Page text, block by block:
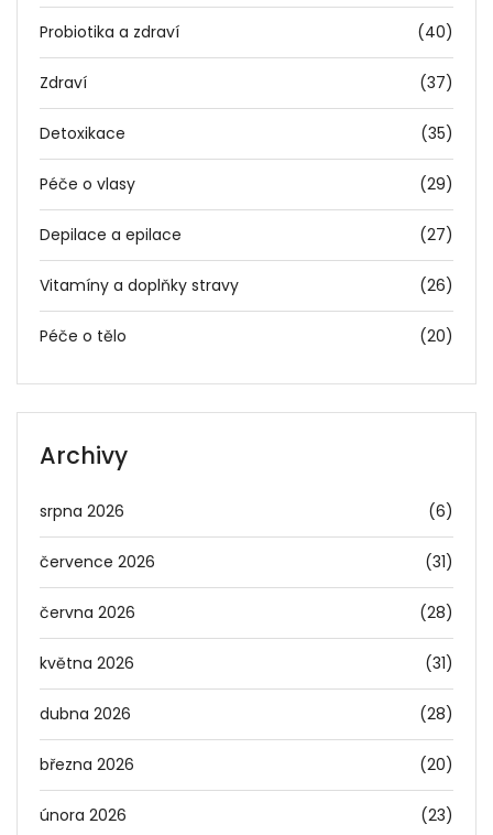
Probiotika a zdraví (40)
Zdraví (37)
Detoxikace (35)
Péče o vlasy (29)
Depilace a epilace (27)
Vitamíny a doplňky stravy (26)
Péče o tělo (20)
Archivy
srpna 2026 (6)
července 2026 (31)
června 2026 (28)
května 2026 (31)
dubna 2026 (28)
března 2026 (20)
února 2026 (23)